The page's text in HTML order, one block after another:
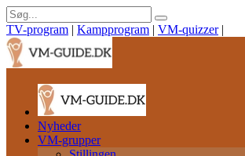
TV-program | Kampprogram | VM-quizzer |
Nyheder
VM-grupper